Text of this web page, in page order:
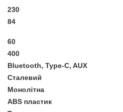
230
84
60
400
Bluetooth, Type-C, AUX
Сталевий
Монолітна
ABS пластик